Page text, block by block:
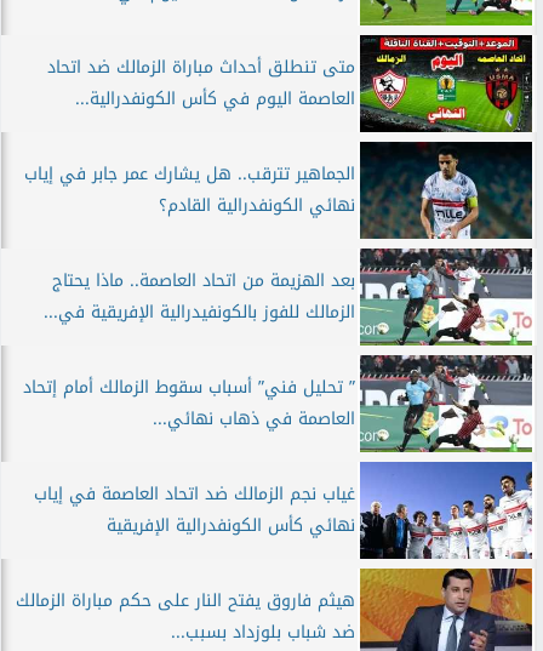
متى تنطلق أحداث مباراة الزمالك ضد اتحاد
العاصمة اليوم في كأس الكونفدرالية...
الجماهير تترقب.. هل يشارك عمر جابر في إياب
نهائي الكونفدرالية القادم؟
بعد الهزيمة من اتحاد العاصمة.. ماذا يحتاج
الزمالك للفوز بالكونفيدرالية الإفريقية في...
” تحليل فني” أسباب سقوط الزمالك أمام إتحاد
العاصمة في ذهاب نهائي...
غياب نجم الزمالك ضد اتحاد العاصمة في إياب
نهائي كأس الكونفدرالية الإفريقية
هيثم فاروق يفتح النار على حكم مباراة الزمالك
ضد شباب بلوزداد بسبب...